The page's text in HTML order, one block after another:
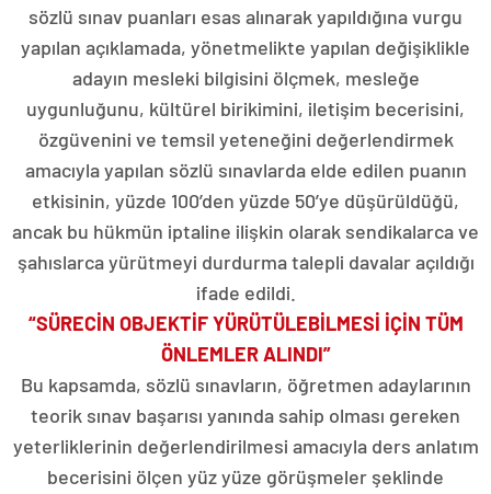
sözlü sınav puanları esas alınarak yapıldığına vurgu
yapılan açıklamada, yönetmelikte yapılan değişiklikle
adayın mesleki bilgisini ölçmek, mesleğe
uygunluğunu, kültürel birikimini, iletişim becerisini,
özgüvenini ve temsil yeteneğini değerlendirmek
amacıyla yapılan sözlü sınavlarda elde edilen puanın
etkisinin, yüzde 100’den yüzde 50’ye düşürüldüğü,
ancak bu hükmün iptaline ilişkin olarak sendikalarca ve
şahıslarca yürütmeyi durdurma talepli davalar açıldığı
ifade edildi.
“SÜRECİN OBJEKTİF YÜRÜTÜLEBİLMESİ İÇİN TÜM
ÖNLEMLER ALINDI”
Bu kapsamda, sözlü sınavların, öğretmen adaylarının
teorik sınav başarısı yanında sahip olması gereken
yeterliklerinin değerlendirilmesi amacıyla ders anlatım
becerisini ölçen yüz yüze görüşmeler şeklinde